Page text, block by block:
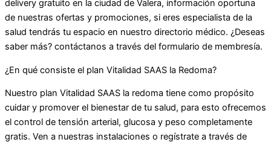
delivery gratuito en la ciudad de Valera, información oportuna
de nuestras ofertas y promociones, si eres especialista de la
salud tendrás tu espacio en nuestro directorio médico. ¿Deseas
saber más? contáctanos a través del formulario de membresía.
¿En qué consiste el plan Vitalidad SAAS la Redoma?
Nuestro plan Vitalidad SAAS la redoma tiene como propósito
cuidar y promover el bienestar de tu salud, para esto ofrecemos
el control de tensión arterial, glucosa y peso completamente
gratis. Ven a nuestras instalaciones o regístrate a través de